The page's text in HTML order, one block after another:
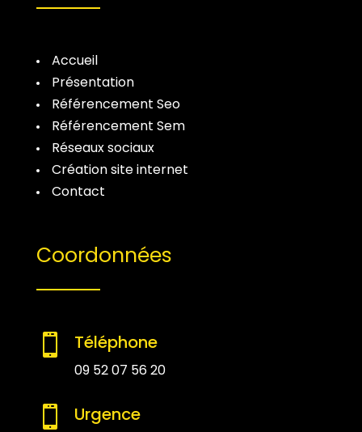
Accueil
Présentation
Référencement Seo
Référencement Sem
Réseaux sociaux
Création site internet
Contact
Coordonnées
 Téléphone
09 52 07 56 20
 Urgence